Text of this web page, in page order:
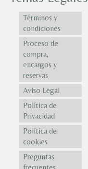
Términos y
condiciones
Proceso de
compra,
encargos y
reservas
Aviso Legal
Política de
Privacidad
Política de
cookies
Preguntas
frecuentes